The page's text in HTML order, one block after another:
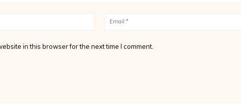
Name:*
in this browser for the next time I comment.